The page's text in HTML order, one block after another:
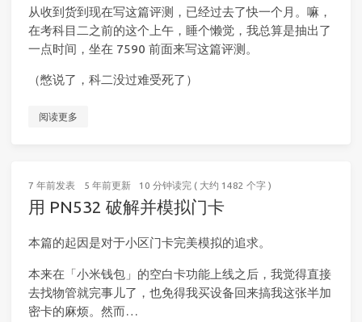
从收到货到现在写这篇评测，已经过去了快一个月。嘛，
在考科目二之前的这个上午，睡个懒觉，我总算是抽出了
一点时间，坐在 7590 前面来写这篇评测。
（憋说了，科二没过难受死了）
阅读更多
7 年前发表 5 年前更新 10 分钟读完 ( 大约 1482 个字 )
用 PN532 破解并模拟门卡
本篇的起因是对于小区门卡完美模拟的追求。
本来在「小米钱包」的空白卡功能上线之后，我觉得直接
去找物管就完事儿了，也免得我买设备回来搞我这张半加
密卡的麻烦。然而…